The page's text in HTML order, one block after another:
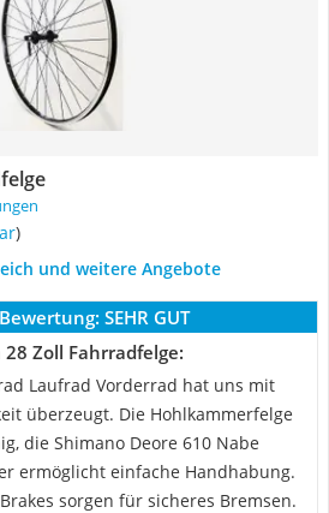
)
und weitere Angebote
SEHR GUT
Zoll Fahrradfelge:
Laufrad Vorderrad hat uns mit
überzeugt. Die Hohlkammerfelge
die Shimano Deore 610 Nabe
ermöglicht einfache Handhabung.
sorgen für sicheres Bremsen.